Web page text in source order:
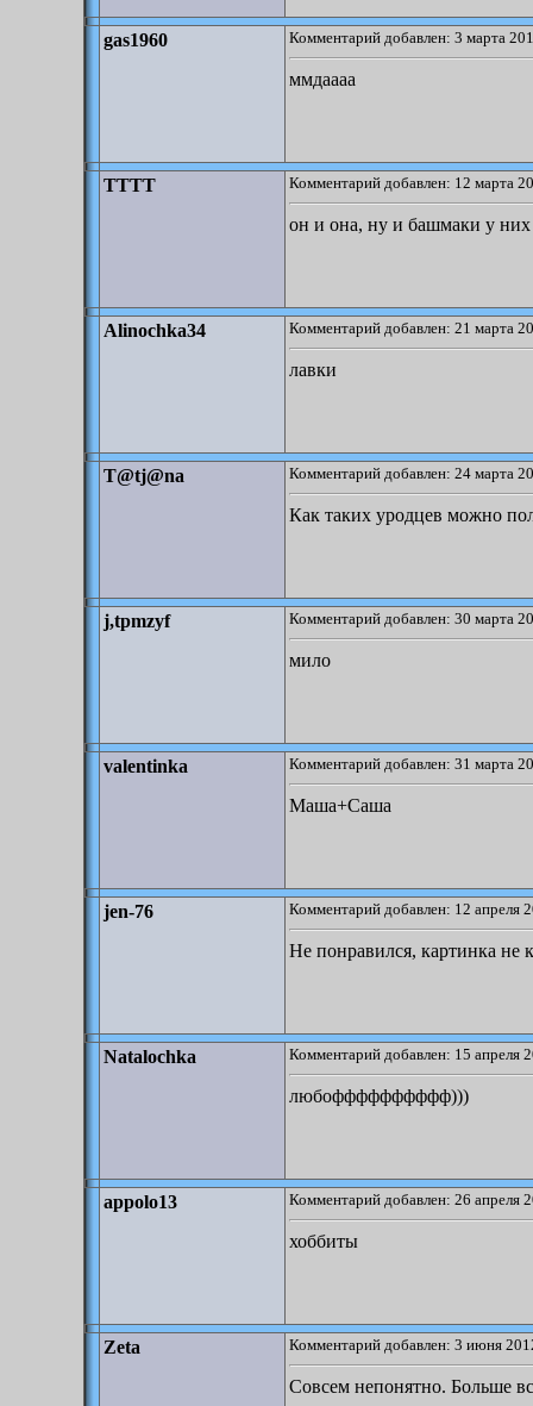
gas1960 Комментарий добавлен: 3 марта
ммдаааа
TTTT Комментарий добавлен: 12 марта
он и она, ну и башмаки у них
Alinochka34 Комментарий добавлен: 21 марта
лавки
T@tj@na Комментарий добавлен: 24 марта
Как таких уродцев можно
j,tpmzyf Комментарий добавлен: 30 марта
мило
valentinka Комментарий добавлен: 31 марта
Маша+Саша
jen-76 Комментарий добавлен: 12 апреля
Не понравился, картинка не
Natalochka Комментарий добавлен: 15 апреля
любофффффффффф)))
appolo13 Комментарий добавлен: 26 апреля
хоббиты
Zeta Комментарий добавлен: 3 июня
Совсем непонятно. Больше